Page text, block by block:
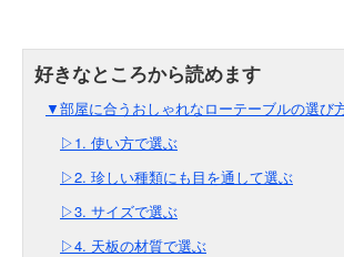
▼部屋に合うおしゃれなローテーブルの選び
▷1. 使い方で選ぶ
▷2. 珍しい種類にも目を通して選ぶ
▷3. サイズで選ぶ
▷4. 天板の材質で選ぶ